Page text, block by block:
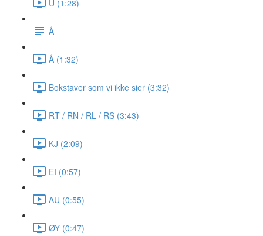
U (1:28)
Å
Å (1:32)
Bokstaver som vi ikke sier (3:32)
RT / RN / RL / RS (3:43)
KJ (2:09)
EI (0:57)
AU (0:55)
ØY (0:47)